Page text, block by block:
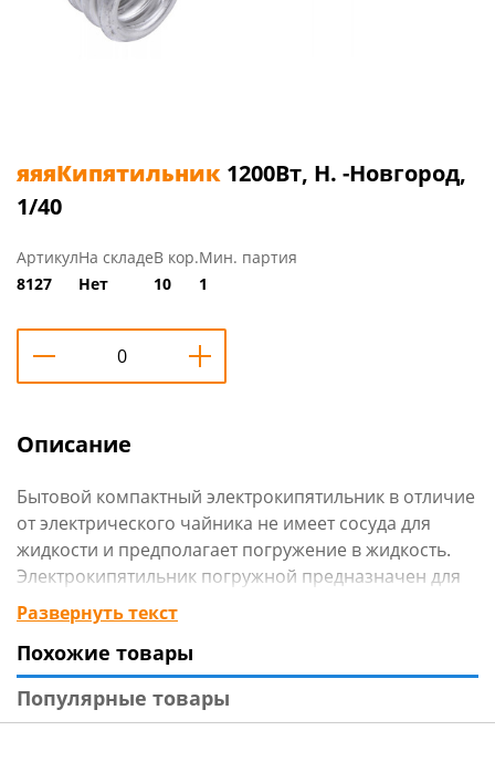
яяяКипятильник 1200Вт, Н. -Новгород,
1/40
Артикул
8127
На складе
Нет
В кор.
10
Мин. партия
1
Описание
Бытовой компактный электрокипятильник в отличие
от электрического чайника не имеет сосуда для
жидкости и предполагает погружение в жидкость.
Электрокипятильник погружной предназначен для
подогрева и кипячения воды в бытовых условиях в
сосудах объемом от 0,5 до 5 кубических дециметров.
Предназначение: для нагревания воды.
Технические характеристики
Развернуть текст
Похожие товары
Популярные товары